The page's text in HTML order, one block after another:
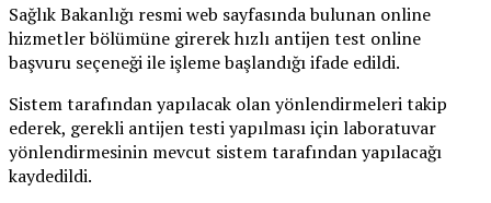
Sağlık Bakanlığı resmi web sayfasında bulunan online
hizmetler bölümüne girerek hızlı antijen test online
başvuru seçeneği ile işleme başlandığı ifade edildi.
Sistem tarafından yapılacak olan yönlendirmeleri takip
ederek, gerekli antijen testi yapılması için laboratuvar
yönlendirmesinin mevcut sistem tarafından yapılacağı
kaydedildi.